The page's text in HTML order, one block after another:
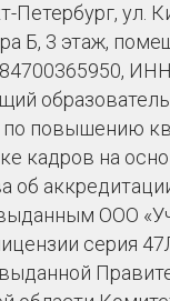
Петербург, ул.
Б, 3 этаж,
по повышению
кадров на
об
ООО
серия
выданной